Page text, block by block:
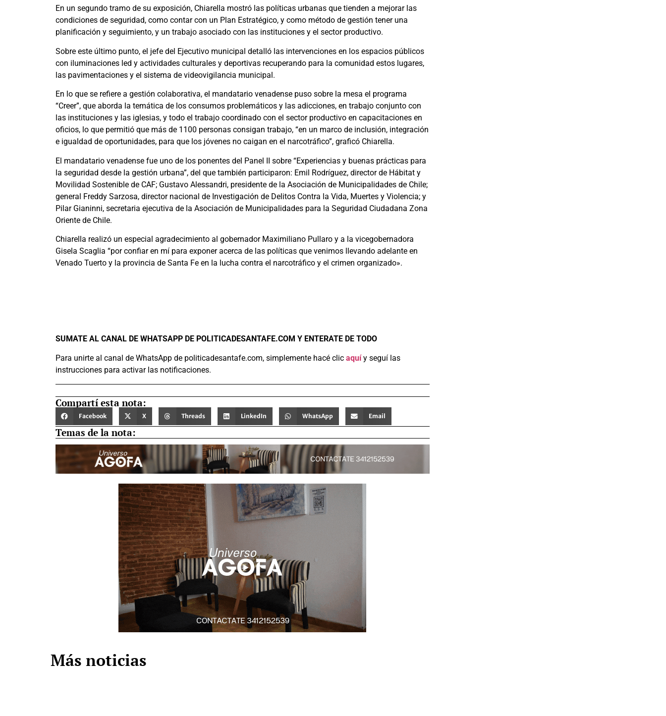
En un segundo tramo de su exposición, Chiarella mostró las políticas urbanas que tienden a mejorar las
condiciones de seguridad, como contar con un Plan Estratégico, y como método de gestión tener una
planificación y seguimiento, y un trabajo asociado con las instituciones y el sector productivo.
Sobre este último punto, el jefe del Ejecutivo municipal detalló las intervenciones en los espacios públicos
con iluminaciones led y actividades culturales y deportivas recuperando para la comunidad estos lugares,
las pavimentaciones y el sistema de videovigilancia municipal.
En lo que se refiere a gestión colaborativa, el mandatario venadense puso sobre la mesa el programa
“Creer”, que aborda la temática de los consumos problemáticos y las adicciones, en trabajo conjunto con
las instituciones y las iglesias, y todo el trabajo coordinado con el sector productivo en capacitaciones en
oficios, lo que permitió que más de 1100 personas consigan trabajo, “en un marco de inclusión, integración
e igualdad de oportunidades, para que los jóvenes no caigan en el narcotráfico”, graficó Chiarella.
El mandatario venadense fue uno de los ponentes del Panel II sobre “Experiencias y buenas prácticas para
la seguridad desde la gestión urbana”, del que también participaron: Emil Rodríguez, director de Hábitat y
Movilidad Sostenible de CAF; Gustavo Alessandri, presidente de la Asociación de Municipalidades de Chile;
general Freddy Sarzosa, director nacional de Investigación de Delitos Contra la Vida, Muertes y Violencia; y
Pilar Gianinni, secretaria ejecutiva de la Asociación de Municipalidades para la Seguridad Ciudadana Zona
Oriente de Chile.
Chiarella realizó un especial agradecimiento al gobernador Maximiliano Pullaro y a la vicegobernadora
Gisela Scaglia “por confiar en mí para exponer acerca de las políticas que venimos llevando adelante en
Venado Tuerto y la provincia de Santa Fe en la lucha contra el narcotráfico y el crimen organizado».
SUMATE AL CANAL DE WHATSAPP DE POLITICADESANTAFE.COM Y ENTERATE DE TODO
Para unirte al canal de WhatsApp de politicadesantafe.com, simplemente hacé clic aquíy seguí las
instrucciones para activar las notificaciones.
Compartí esta nota:
Facebook X Threads LinkedIn WhatsApp Email
Temas de la nota:
Más noticias